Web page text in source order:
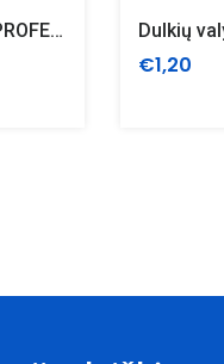
Dulkių valymo šluostės 40x40cm - PROFESSIONAL BASIC
€1,20